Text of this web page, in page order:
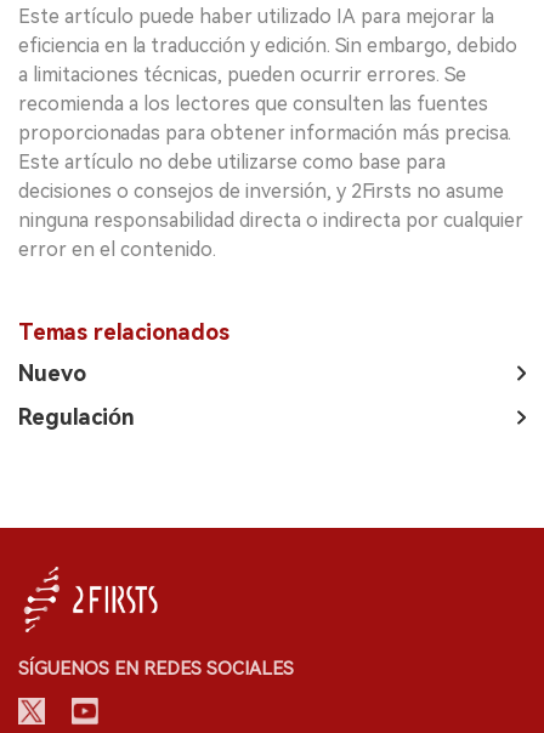
Este artículo puede haber utilizado IA para mejorar la
eficiencia en la traducción y edición. Sin embargo, debido
a limitaciones técnicas, pueden ocurrir errores. Se
recomienda a los lectores que consulten las fuentes
proporcionadas para obtener información más precisa.
Este artículo no debe utilizarse como base para
decisiones o consejos de inversión, y 2Firsts no asume
ninguna responsabilidad directa o indirecta por cualquier
error en el contenido.
Temas relacionados
Nuevo
Regulación
SÍGUENOS EN REDES SOCIALES